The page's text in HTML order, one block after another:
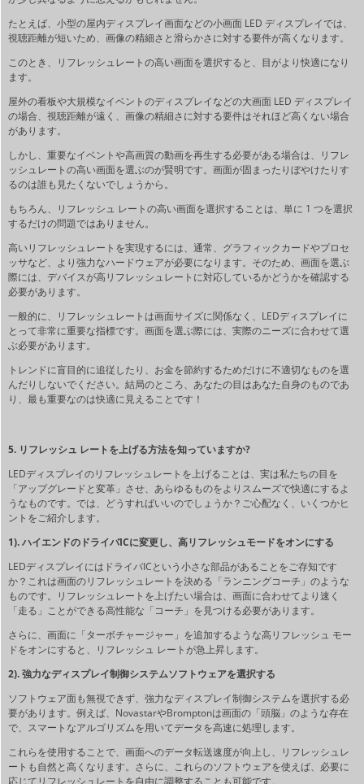
たとえば、小型の屋内ディスプレイ画面などの小画面 LED ディスプレイでは、
視聴距離が短いため、画像の精細さと滑らかさに対する要件が高くなります。
このとき、リフレッシュレートの高い画面を選択すると、目がより快適になり
ます。
屋外の看板や大規模なイベントのディスプレイなどの大画面 LED ディスプレイ
の場合、視聴距離が遠く、画像の精細さに対する要件はそれほど高くない場合
があります。
しかし、重要なイベントや高画質の動画を再生する必要がある場合は、リフレ
ッシュレートの高い画面を選ぶのが賢明です。画面が固まったりぼやけたりす
るのは誰も見たくないでしょうから。
もちろん、リフレッシュ レートの高い画面を選択することは、単に 1 つを選択
するだけの問題ではありません。
高いリフレッシュレートを実現するには、通常、グラフィックカードやプロセ
ッサなど、より強力なハードウェアが必要になります。そのため、画面を選ぶ
際には、デバイスが高リフレッシュレートに対応しているかどうかを確認する
必要があります。
一般的に、リフレッシュレートは画面サイズに関係なく、LEDディスプレイに
とって非常に重要な指標です。画面を選ぶ際には、実際のニーズに合わせて選
ぶ必要があります。
トレンドに盲目的に追従したり、お金を節約するためだけに不適切なものを選
んだりしないでください。結局のところ、あなたの目はあなた自身のものであ
り、最も重要なのは快適に見えることです！
5. リフレッシュ レートを上げる方法を知っていますか?
LEDディスプレイのリフレッシュレートを上げることは、実は私たちの目を
「アップグレードと変革」させ、あらゆるものをよりスムーズで快適にするよ
うなものです。では、どうすればいいのでしょうか？ご心配なく、いくつかヒ
ントをご紹介します。
1). ハイエンドのドライバICに変更し、高リフレッシュモードをオンにする
LEDディスプレイにはドライバICという小さな部品があることをご存知です
か？これは画面のリフレッシュレートを決める「ランニングコーチ」のような
ものです。リフレッシュレートを上げたい場合は、画面に合わせてより速く
「走る」ことができる高性能な「コーチ」を見つける必要があります。
さらに、画面に「ターボチャージャー」を追加するような高リフレッシュ モー
ドをオンにすると、リフレッシュ レートが急上昇します。
2). 強力なディスプレイ制御システムソフトウェアを選択する
ソフトウェア面も無視できず、強力なディスプレイ制御システムを選択する必
要があります。例えば、NovastarやBromptonは画面の「頭脳」のような存在
で、スマートなアルゴリズムを用いてデータを高速に処理します。
これらを使用することで、画面へのデータ転送速度が向上し、リフレッシュレ
ートも自然と高くなります。さらに、これらのソフトウェアを使えば、必要に
応じてリフレッシュレートを自由に調整することも可能です。